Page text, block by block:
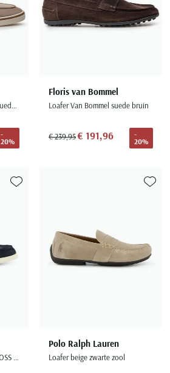
Loafer Van Bommel beige suede elegante zomerschoen
-
20%
Floris van Bommel
Loafer Van Bommel suede bruin
€ 239,95€ 191,96
-
20%
Donkerblauwe instapper BOSS Sienne suede
Polo Ralph Lauren
Loafer beige zwarte zool